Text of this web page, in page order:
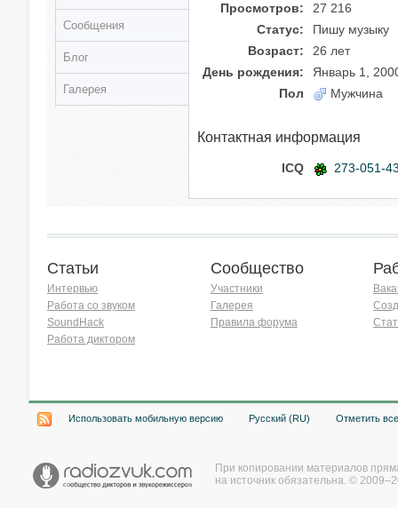
Сообщения
Блог
Галерея
Просмотров:
27 216
Статус:
Пишу музыку
Возраст:
26 лет
День рождения:
Январь 1,
Пол
Мужчина
Контактная информация
ICQ 273-051-
Статьи
Интервью
Работа со звуком
SoundHack
Работа диктором
Сообщество
Участники
Галерея
Правила форума
Использовать мобильную версию Русский (RU) Отметить
При копировании материалов
на источник обязательна. ©